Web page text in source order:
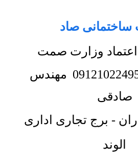
صاد
اعتماد وزارت صمت
مهندس
صادقی
- برج تجاری اداری
الوند